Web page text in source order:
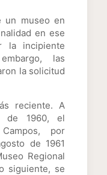
un museo en
en ese
la incipiente
las
la solicitud
reciente. A
de 1960, el
por
de 1961
Regional
siguiente, se